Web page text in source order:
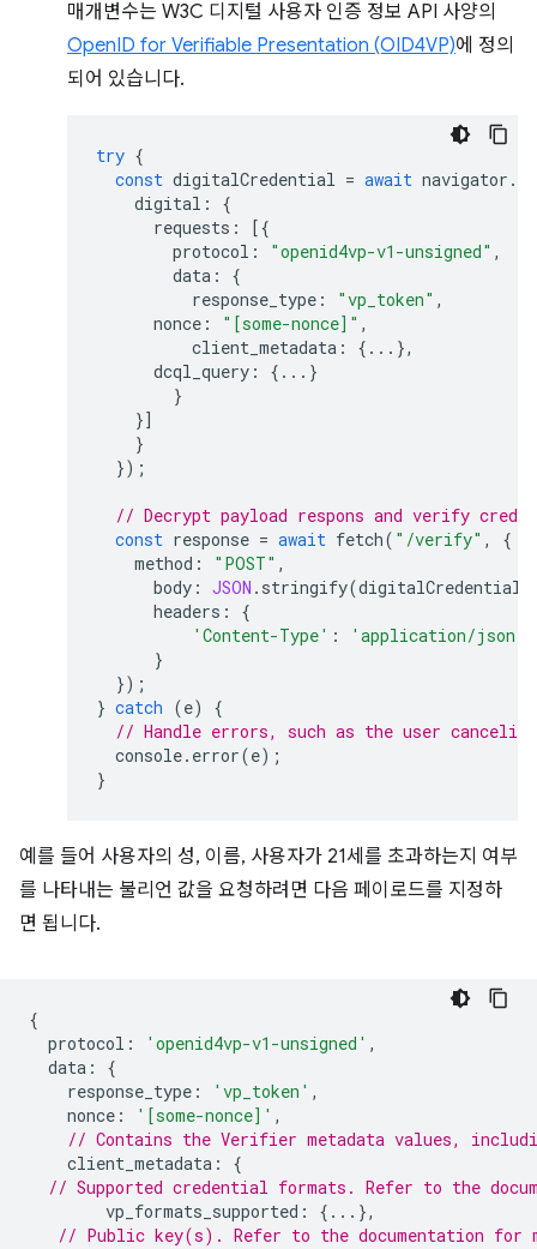
매개변수는 W3C 디지털 사용자 인증 정보 API 사양의
OpenID for Verifiable Presentation (OID4VP)에 정의
되어 있습니다.
try {
const digitalCredential = await navigator .
digital :
{
requests :
[{
protocol : "openid4vp-v1-unsigned" ,
data :
{
response_type : "vp_token" ,
nonce : "[some-nonce]" ,
client_metadata :
{...},
dcql_query :
{...}
}
}]
}
});
// Decrypt payload respons and verify
const response = await fetch( "/verify" ,
{
method : "POST" ,
body : JSON . stringify(digitalCredential
headers :
{
'Content-Type' :
'application/json'
}
});
} catch (e)
{
// Handle errors, such as the user
console. error(e);
}
예를 들어 사용자의 성, 이름, 사용자가 21세를 초과하는지 여부
를 나타내는 불리언 값을 요청하려면 다음 페이로드를 지정하
면 됩니다.
{
protocol : 'openid4vp-v1-unsigned' ,
data :
{
response_type : 'vp_token' ,
nonce : '[some-nonce]' ,
// Contains the Verifier metadata values,
client_metadata :
{
// Supported credential formats. Refer to the
vp_formats_supported :
{...},
// Public key(s). Refer to the documentation for